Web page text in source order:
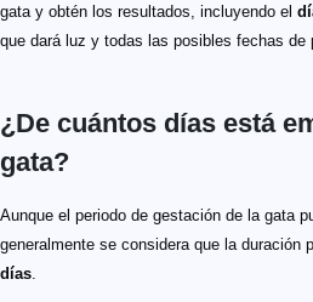
gata y obtén los resultados, incluyendo el
que dará luz y todas las posibles fechas de
¿De cuántos días está
gata?
Aunque el periodo de gestación de la gata
generalmente se considera que la duración
días